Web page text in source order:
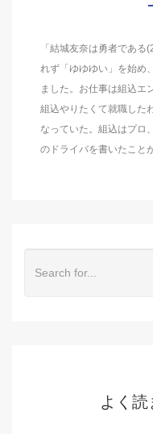
「結城友奈は勇者であ
れず「ゆゆゆい」を始め
ました。お仕事は組込エ
組込やりたくて就職した
なっていた。組込はプロ
のドライバを書いたこと
よく